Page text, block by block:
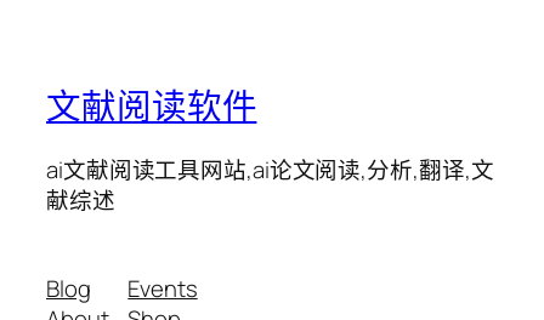
文献阅读软件
ai文献阅读工具网站,ai论文阅读,分析,翻译,文
献综述
Blog
Events